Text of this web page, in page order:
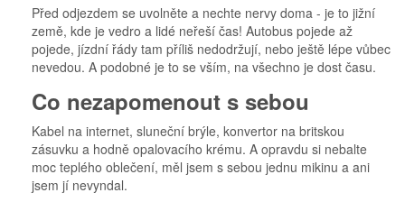
Před odjezdem se uvolněte a nechte nervy doma - je to jižní
země, kde je vedro a lidé neřeší čas! Autobus pojede až
pojede, jízdní řády tam příliš nedodržují, nebo ještě lépe vůbec
nevedou. A podobné je to se vším, na všechno je dost času.
Co nezapomenout s sebou
Kabel na internet, sluneční brýle, konvertor na britskou
zásuvku a hodně opalovacího krému. A opravdu si nebalte
moc teplého oblečení, měl jsem s sebou jednu mikinu a ani
jsem jí nevyndal.